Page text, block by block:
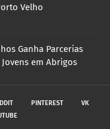
Velho
Ganha Parcerias
em Abrigos
PINTEREST
VK